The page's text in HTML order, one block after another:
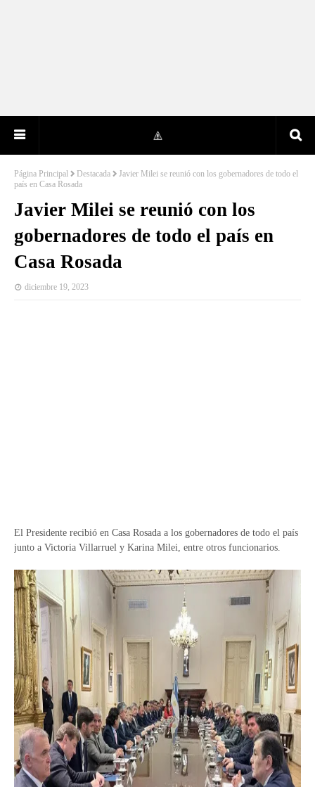
Página Principal Destacada
Javier Milei se reunió con los gobernadores de todo el
país en Casa Rosada
Javier Milei se reunió con los
gobernadores de todo el país en
Casa Rosada
diciembre 19, 2023
El Presidente recibió en Casa Rosada a los gobernadores de todo el país
junto a Victoria Villarruel y Karina Milei, entre otros funcionarios.